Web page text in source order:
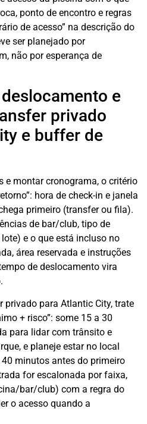
ponto de encontro e regras
de acesso” na descrição do
ser planejado por
não por esperança de
e
privado
e buffer de
e montar cronograma, o critério
hora de check-in e janela
primeiro (transfer ou fila).
de bar/club, tipo de
e o que está incluso no
área reservada e instruções
de deslocamento vira
privado para Atlantic City, trate
+ risco”: some 15 a 30
para lidar com trânsito e
e planeje estar no local
minutos antes do primeiro
for escalonada por faixa,
bar/club) com a regra do
o acesso quando a